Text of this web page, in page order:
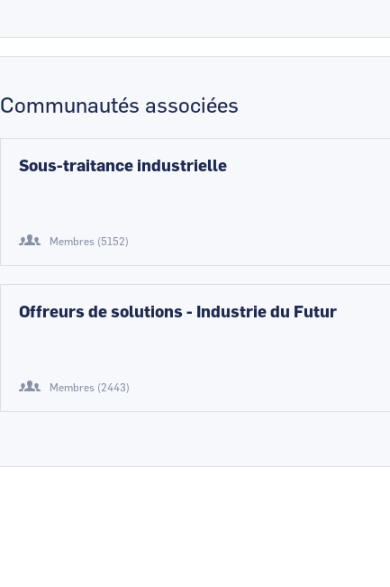
Communautés associées
Sous-traitance industrielle
Membres (5152)
Offreurs de solutions - Industrie du Futur
Membres (2443)